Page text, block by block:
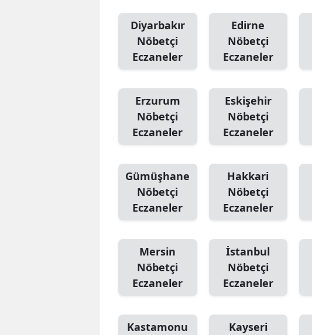
Diyarbakır
Nöbetçi
Eczaneler
Edirne
Nöbetçi
Eczaneler
Erzurum
Nöbetçi
Eczaneler
Eskişehir
Nöbetçi
Eczaneler
Gümüşhane
Nöbetçi
Eczaneler
Hakkari
Nöbetçi
Eczaneler
Mersin
Nöbetçi
Eczaneler
İstanbul
Nöbetçi
Eczaneler
Kastamonu
Kayseri